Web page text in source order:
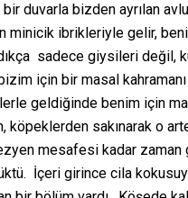
bir duvarla bizden ayrılan
minicik ibrikleriyle gelir,
sadece giysileri değil,
için bir masal
geldiğinde benim için
köpeklerden sakınarak o
mesafesi kadar
İçeri girince cila